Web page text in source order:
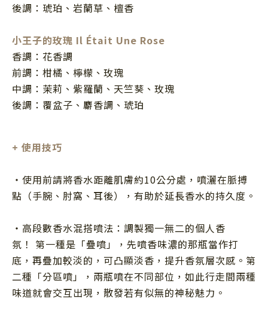
後調：琥珀、岩蘭草、檀香
小王子的玫瑰 Il Était Une Rose
香調：花香調
前調：柑橘、檸檬、玫瑰
中調：茉莉、紫羅蘭、天竺葵、玫瑰
後調：覆盆子、麝香調、琥珀
+ 使用技巧
・使用前請將香水距離肌膚約10公分處，噴灑在脈搏
點（手腕、肘窩、耳後），有助於延長香水的持久度。
・高段數香水混搭噴法：調製獨一無二的個人香
氛！ 第一種是「疊噴」，先噴香味濃的那瓶當作打
底，再疊加較淡的，可凸顯淡香，提升香氛層次感。第
二種「分區噴」，兩瓶噴在不同部位，如此行走間兩種
味道就會交互出現，散發若有似無的神秘魅力。